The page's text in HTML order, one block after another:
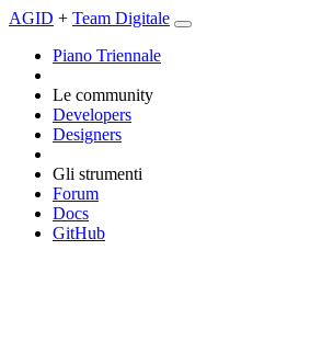
AGID + Team Digitale
Piano Triennale
Le community
Developers
Designers
Gli strumenti
Forum
Docs
GitHub